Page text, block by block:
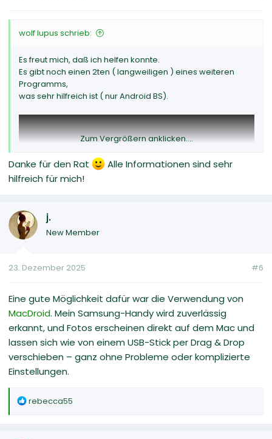
wolf lupus schrieb:
Es freut mich, daß ich helfen konnte.
Es gibt noch einen 2ten ( langweiligen ) eines weiteren
Programms,
was sehr hilfreich ist ( nur Android BS).
Zum Vergrößern anklicken....
Danke für den Rat
Alle Informationen sind sehr
hilfreich für mich!
j.
New Member
23. Dezember 2025 #6
Eine gute Möglichkeit dafür war die Verwendung von
MacDroid. Mein Samsung-Handy wird zuverlässig
erkannt, und Fotos erscheinen direkt auf dem Mac und
lassen sich wie von einem USB-Stick per Drag & Drop
verschieben – ganz ohne Probleme oder komplizierte
Einstellungen.
R
rebecca55